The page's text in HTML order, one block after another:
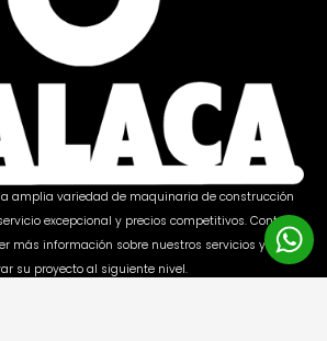
amplia variedad de maquinaria de construcción
excepcional y precios competitivos. Contacte
más información sobre nuestros servicios y cómo
su proyecto al siguiente nivel.